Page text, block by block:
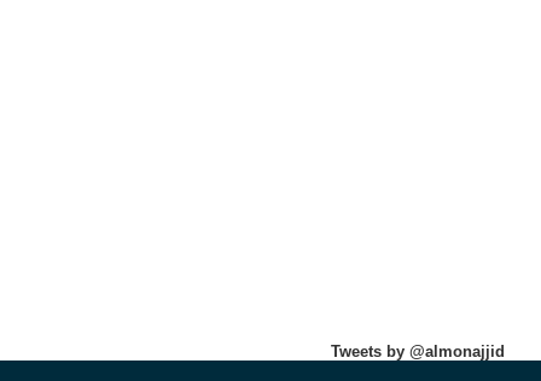
Tweets by @almonajjid